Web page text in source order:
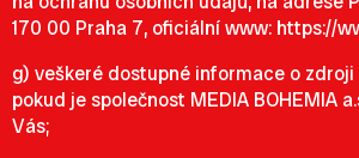
170 00 Praha 7, oficiální www: https://
g) veškeré dostupné informace o
pokud je společnost MEDIA BOHEMIA
Vás;